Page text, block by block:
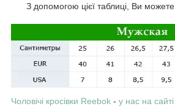
З допомогою цієї таблиці, Ви
Чоловічі кросівки Reebok - у нас на сайті